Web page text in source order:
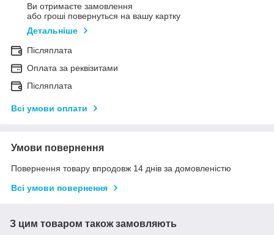
Ви отримаєте замовлення
або гроші повернуться на вашу картку
Детальніше
Післяплата
Оплата за реквізитами
Післяплата
Всі умови оплати
Умови повернення
Повернення товару впродовж 14 днів за домовленістю
Всі умови повернення
З цим товаром також замовляють